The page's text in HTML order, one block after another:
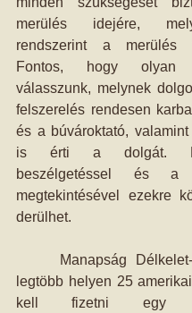
merülés idejére,
rendszerint a merülés
Fontos, hogy olyan
válasszunk, melynek
felszerelés rendesen
és a búvároktató,
is érti a dolgát.
beszélgetéssel és a
megtekintésével ezekre
derülhet.
legtöbb helyen 25
kell fizetni egy